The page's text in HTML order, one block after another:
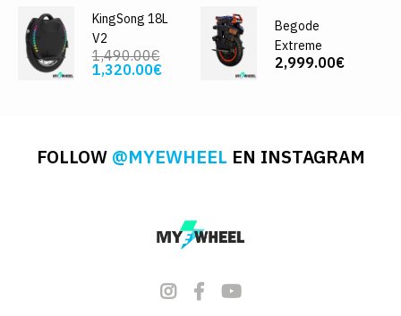
KingSong 18L
V2
1,490.00€
1,320.00€
Begode
Extreme
2,999.00€
FOLLOW @MYEWHEEL EN INSTAGRAM